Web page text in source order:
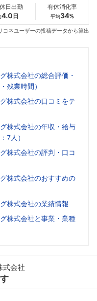
日出勤
4.0 日
有休消化率
平均34%
コネユーザーの投稿データから算出
株式会社の総合評価・
残業時間）
株式会社の口コミをテ
株式会社の年収・給与
7人）
株式会社の評判・口コ
株式会社のおすすめの
株式会社の業績情報
株式会社と事業・業種
式会社